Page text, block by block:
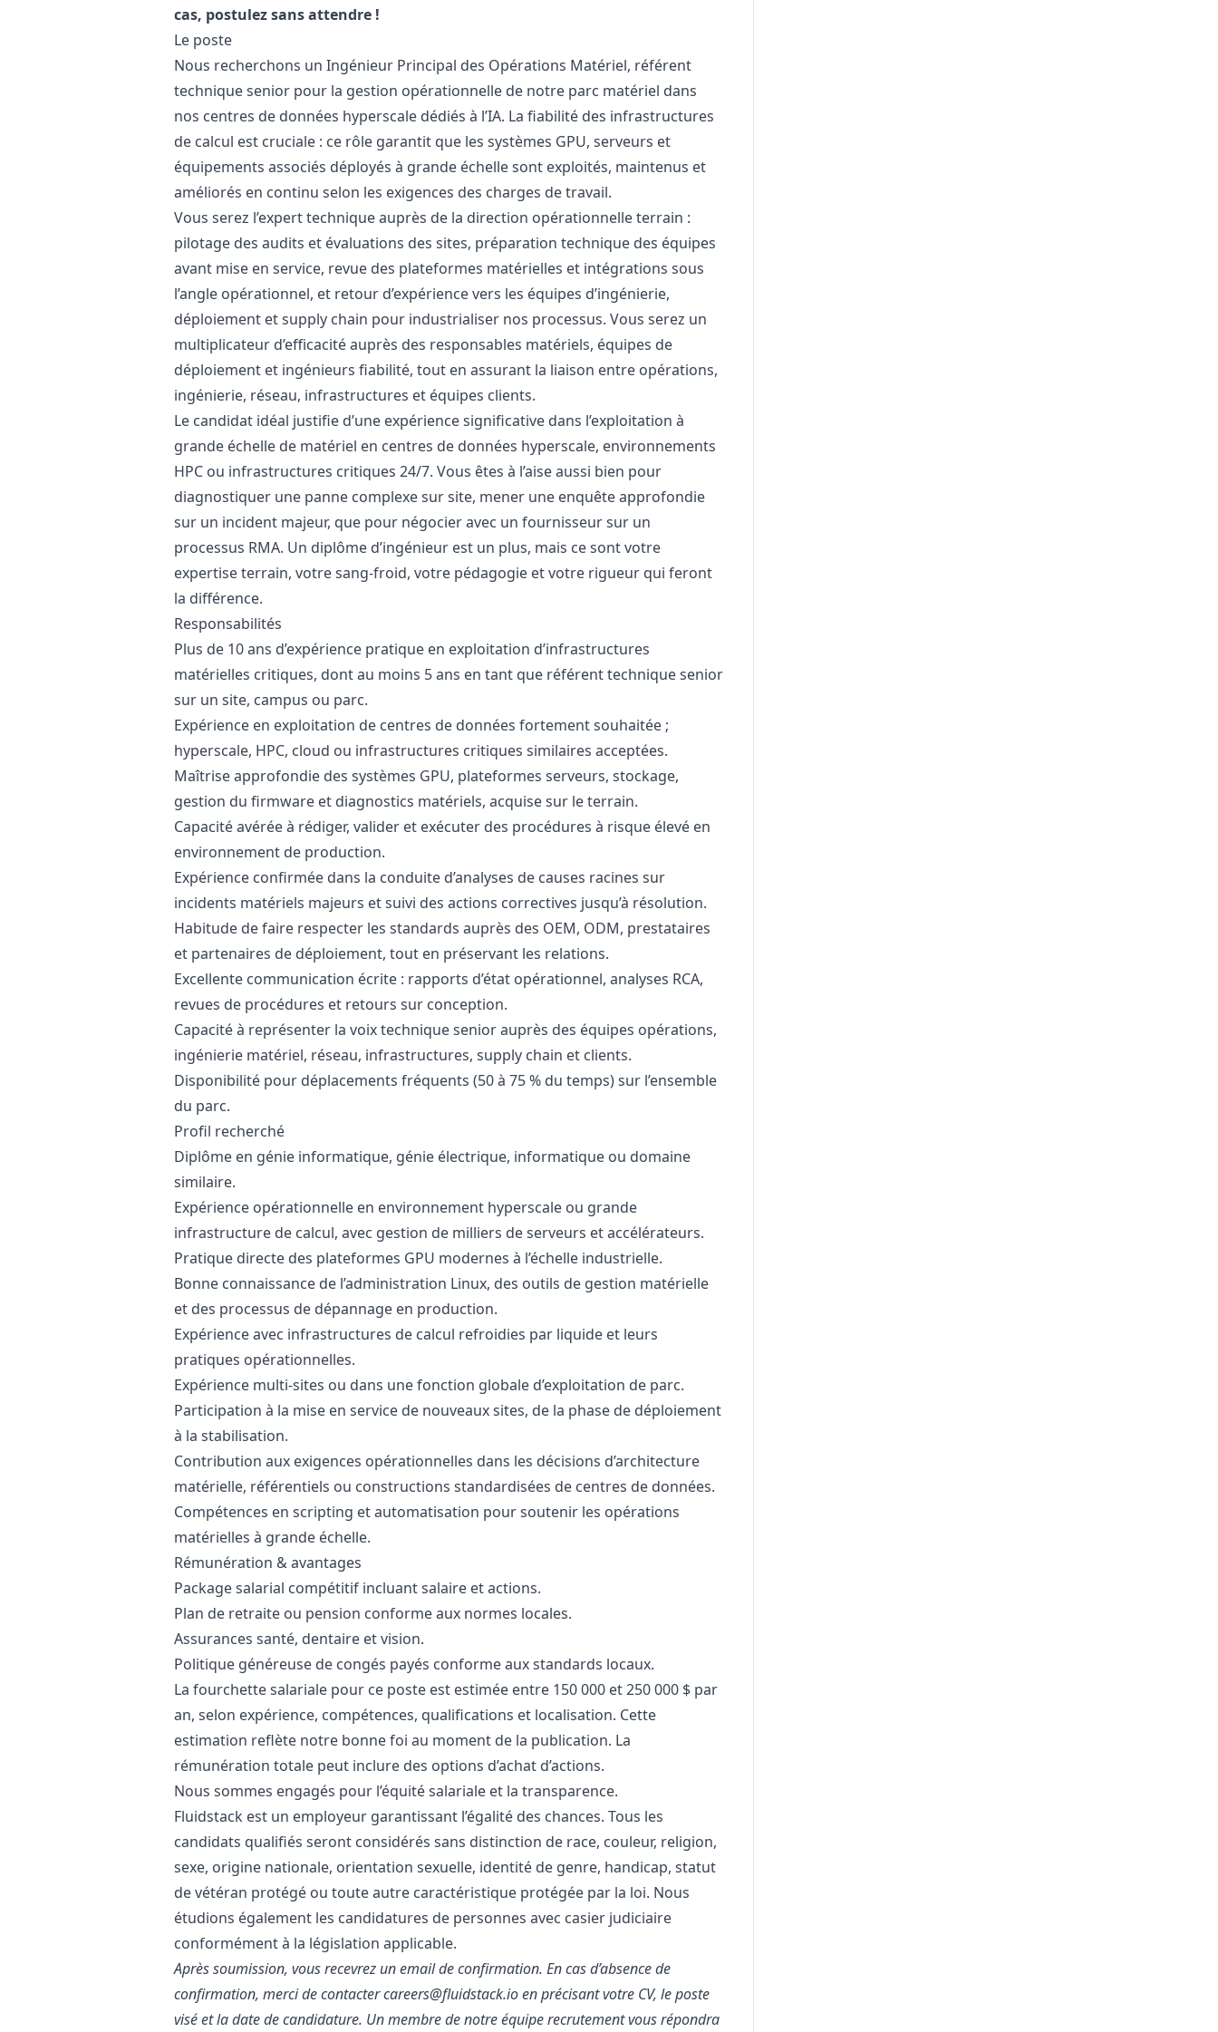
cas, postulez sans attendre !
Le poste
Nous recherchons un Ingénieur Principal des Opérations Matériel, référent
technique senior pour la gestion opérationnelle de notre parc matériel dans
nos centres de données hyperscale dédiés à l’IA. La fiabilité des infrastructures
de calcul est cruciale : ce rôle garantit que les systèmes GPU, serveurs et
équipements associés déployés à grande échelle sont exploités, maintenus et
améliorés en continu selon les exigences des charges de travail.
Vous serez l’expert technique auprès de la direction opérationnelle terrain :
pilotage des audits et évaluations des sites, préparation technique des équipes
avant mise en service, revue des plateformes matérielles et intégrations sous
l’angle opérationnel, et retour d’expérience vers les équipes d’ingénierie,
déploiement et supply chain pour industrialiser nos processus. Vous serez un
multiplicateur d’efficacité auprès des responsables matériels, équipes de
déploiement et ingénieurs fiabilité, tout en assurant la liaison entre opérations,
ingénierie, réseau, infrastructures et équipes clients.
Le candidat idéal justifie d’une expérience significative dans l’exploitation à
grande échelle de matériel en centres de données hyperscale, environnements
HPC ou infrastructures critiques 24/7. Vous êtes à l’aise aussi bien pour
diagnostiquer une panne complexe sur site, mener une enquête approfondie
sur un incident majeur, que pour négocier avec un fournisseur sur un
processus RMA. Un diplôme d’ingénieur est un plus, mais ce sont votre
expertise terrain, votre sang-froid, votre pédagogie et votre rigueur qui feront
la différence.
Responsabilités
Plus de 10 ans d’expérience pratique en exploitation d’infrastructures
matérielles critiques, dont au moins 5 ans en tant que référent technique senior
sur un site, campus ou parc.
Expérience en exploitation de centres de données fortement souhaitée ;
hyperscale, HPC, cloud ou infrastructures critiques similaires acceptées.
Maîtrise approfondie des systèmes GPU, plateformes serveurs, stockage,
gestion du firmware et diagnostics matériels, acquise sur le terrain.
Capacité avérée à rédiger, valider et exécuter des procédures à risque élevé en
environnement de production.
Expérience confirmée dans la conduite d’analyses de causes racines sur
incidents matériels majeurs et suivi des actions correctives jusqu’à résolution.
Habitude de faire respecter les standards auprès des OEM, ODM, prestataires
et partenaires de déploiement, tout en préservant les relations.
Excellente communication écrite : rapports d’état opérationnel, analyses RCA,
revues de procédures et retours sur conception.
Capacité à représenter la voix technique senior auprès des équipes opérations,
ingénierie matériel, réseau, infrastructures, supply chain et clients.
Disponibilité pour déplacements fréquents (50 à 75 % du temps) sur l’ensemble
du parc.
Profil recherché
Diplôme en génie informatique, génie électrique, informatique ou domaine
similaire.
Expérience opérationnelle en environnement hyperscale ou grande
infrastructure de calcul, avec gestion de milliers de serveurs et accélérateurs.
Pratique directe des plateformes GPU modernes à l’échelle industrielle.
Bonne connaissance de l’administration Linux, des outils de gestion matérielle
et des processus de dépannage en production.
Expérience avec infrastructures de calcul refroidies par liquide et leurs
pratiques opérationnelles.
Expérience multi-sites ou dans une fonction globale d’exploitation de parc.
Participation à la mise en service de nouveaux sites, de la phase de déploiement
à la stabilisation.
Contribution aux exigences opérationnelles dans les décisions d’architecture
matérielle, référentiels ou constructions standardisées de centres de données.
Compétences en scripting et automatisation pour soutenir les opérations
matérielles à grande échelle.
Rémunération & avantages
Package salarial compétitif incluant salaire et actions.
Plan de retraite ou pension conforme aux normes locales.
Assurances santé, dentaire et vision.
Politique généreuse de congés payés conforme aux standards locaux.
La fourchette salariale pour ce poste est estimée entre 150 000 et 250 000 $ par
an, selon expérience, compétences, qualifications et localisation. Cette
estimation reflète notre bonne foi au moment de la publication. La
rémunération totale peut inclure des options d’achat d’actions.
Nous sommes engagés pour l’équité salariale et la transparence.
Fluidstack est un employeur garantissant l’égalité des chances. Tous les
candidats qualifiés seront considérés sans distinction de race, couleur, religion,
sexe, origine nationale, orientation sexuelle, identité de genre, handicap, statut
de vétéran protégé ou toute autre caractéristique protégée par la loi. Nous
étudions également les candidatures de personnes avec casier judiciaire
conformément à la législation applicable.
Après soumission, vous recevrez un email de confirmation. En cas d’absence de
confirmation, merci de contacter careers@fluidstack.io en précisant votre CV, le poste
visé et la date de candidature. Un membre de notre équipe recrutement vous répondra